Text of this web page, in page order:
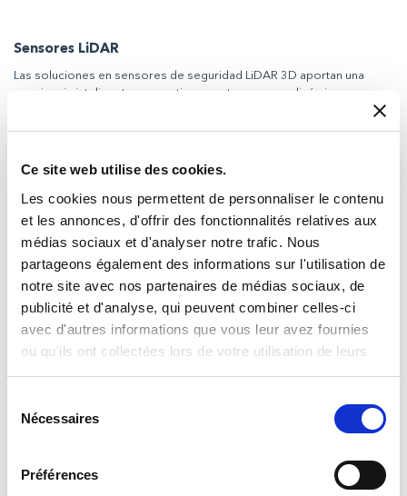
Ce site web utilise des cookies.
Les cookies nous permettent de personnaliser le contenu
et les annonces, d'offrir des fonctionnalités relatives aux
médias sociaux et d'analyser notre trafic. Nous
partageons également des informations sur l'utilisation de
notre site avec nos partenaires de médias sociaux, de
publicité et d'analyse, qui peuvent combiner celles-ci
avec d'autres informations que vous leur avez fournies
ou qu'ils ont collectées lors de votre utilisation de leurs
services.
Nécessaires
Préférences
Sensores LiDAR
Las soluciones en sensores de seguridad LiDAR 3D aportan una
conciencia inteligente y proactiva en entornos muy dinámicos.
Sensores de giro